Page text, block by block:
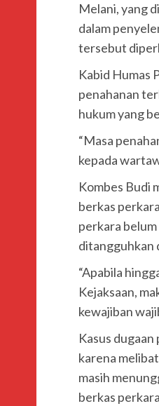
Melani, yang
dalam
tersebut
Kabid Humas
penahanan
hukum yang
“Masa
kepada
Kombes Budi
berkas
perkara
ditangguhkan
“Apabila
Kejaksaan,
kewajiban
Kasus
karena
masih
berkas